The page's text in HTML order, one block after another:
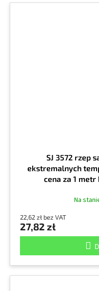
SJ 3572 rzep
ekstremalnych
cena za 1 metr
Na
22,62 zł bez VAT
27,82 zł